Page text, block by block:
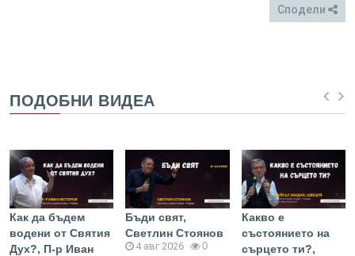
Сподели
ПОДОБНИ ВИДЕА
Как да бъдем
водени от Святия
Дух?, П-р Иван
Бъди свят,
Светлин Стоянов
4 авг 2026 0
Какво е
състоянието на
сърцето ти?,